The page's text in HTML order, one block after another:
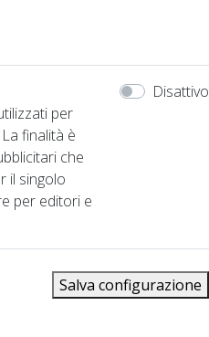
per
finalità è
che
il singolo
per editori e
Disattivo
Salva configurazione